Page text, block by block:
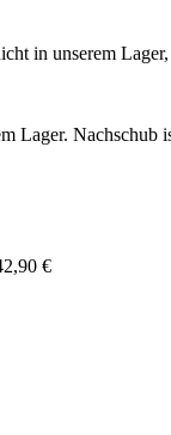
in unserem
Lager.
€